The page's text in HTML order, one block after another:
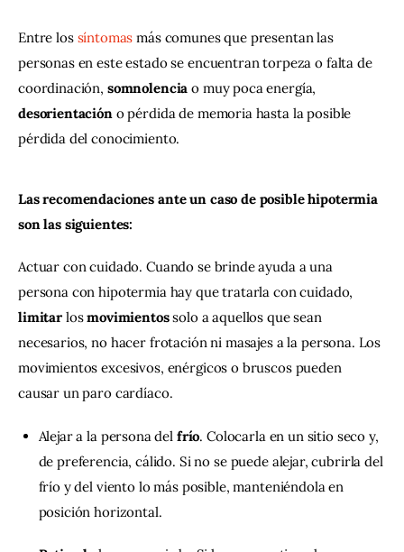
Entre los síntomas más comunes que presentan las
personas en este estado se encuentran torpeza o falta de
coordinación, somnolencia o muy poca energía,
desorientación o pérdida de memoria hasta la posible
pérdida del conocimiento.
Las recomendaciones ante un caso de posible hipotermia
son las siguientes:
Actuar con cuidado. Cuando se brinde ayuda a una
persona con hipotermia hay que tratarla con cuidado,
limitar los movimientos solo a aquellos que sean
necesarios, no hacer frotación ni masajes a la persona. Los
movimientos excesivos, enérgicos o bruscos pueden
causar un paro cardíaco.
Alejar a la persona del frío. Colocarla en un sitio seco y,
de preferencia, cálido. Si no se puede alejar, cubrirla del
frío y del viento lo más posible, manteniéndola en
posición horizontal.